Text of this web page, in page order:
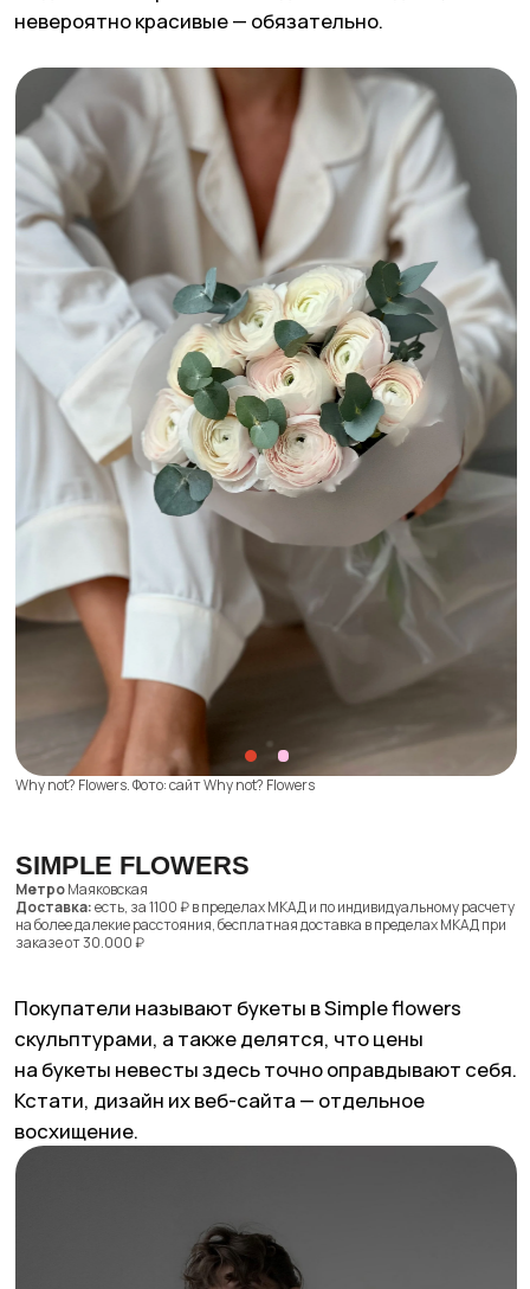
Why not? Flowers. Фото: сайт Why not? Flowers
Simple Flowers. Фото: сайт Simple Flowers
Покупатели называют букеты в Simple flowers
скульптурами, а также делятся, что цены
на букеты невесты здесь точно оправдывают себя.
Кстати, дизайн их веб-сайта — отдельное
восхищение.
SIMPLE FLOWERS
Маяковская
Доставка:есть, за 1100 ₽ в пределах МКАД и по индивидуальному расчету
на более далекие расстояния, бесплатная доставка в пределах МКАД при
заказе от 30.000 ₽
InFlow для нас ассоциируется с нежностью. Если
вы любите пастельные цветы и спокойные букеты,
вам точно сюда. А если в вашей голове уже
INFLOW
Метро
Доставка: